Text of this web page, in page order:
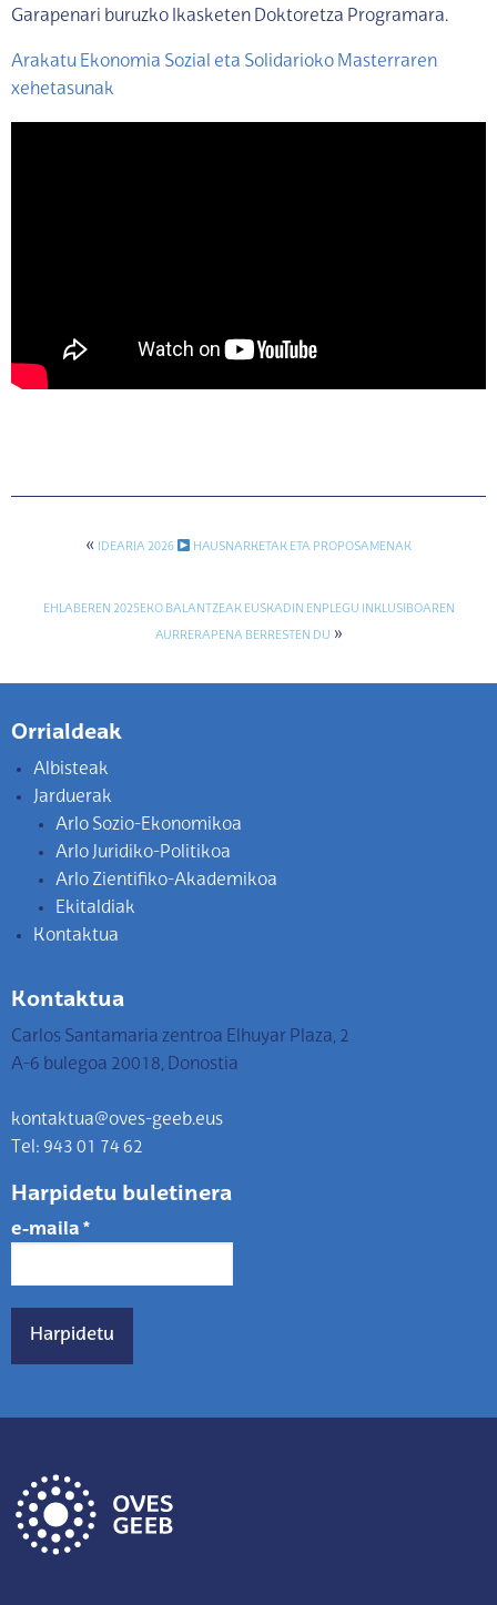
Garapenari buruzko Ikasketen Doktoretza Programara.
Arakatu Ekonomia Sozial eta Solidarioko Masterraren
xehetasunak
« IDEARIA 2026 HAUSNARKETAK ETA PROPOSAMENAK
EHLABEREN 2025EKO BALANTZEAK EUSKADIN ENPLEGU INKLUSIBOAREN
AURRERAPENA BERRESTEN DU »
Orrialdeak
Albisteak
Jarduerak
Arlo Sozio-Ekonomikoa
Arlo Juridiko-Politikoa
Arlo Zientifiko-Akademikoa
Ekitaldiak
Kontaktua
Kontaktua
Carlos Santamaria zentroa Elhuyar Plaza, 2
A-6 bulegoa 20018, Donostia
kontaktua@oves-geeb.eus
Tel: 943 01 74 62
Harpidetu buletinera
e-maila *